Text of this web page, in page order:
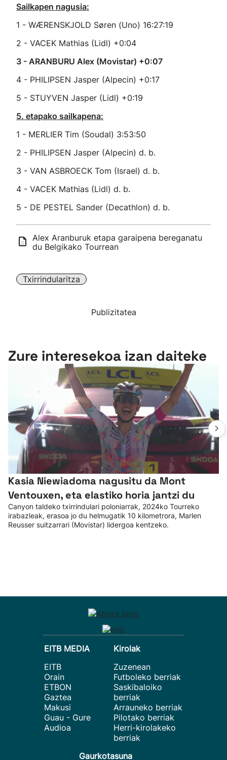
Sailkapen nagusia:
1 - WÆRENSKJOLD Søren (Uno) 16:27:19
2 - VACEK Mathias (Lidl) +0:04
3 - ARANBURU Alex (Movistar) +0:07
4 - PHILIPSEN Jasper (Alpecin) +0:17
5 - STUYVEN Jasper (Lidl) +0:19
5. etapako sailkapena:
1 - MERLIER Tim (Soudal) 3:53:50
2 - PHILIPSEN Jasper (Alpecin) d. b.
3 - VAN ASBROECK Tom (Israel) d. b.
4 - VACEK Mathias (Lidl) d. b.
5 - DE PESTEL Sander (Decathlon) d. b.
Alex Aranburuk etapa garaipena bereganatu
du Belgikako Tourrean
Txirrindularitza
Publizitatea
Zure interesekoa izan daiteke
Kasia Niewiadoma nagusitu da Mont
Ventouxen, eta elastiko horia jantzi du
Canyon taldeko txirrindulari poloniarrak, 2024ko Tourreko
irabazleak, erasoa jo du helmugatik 10 kilometrora, Marlen
Reusser suitzarrari (Movistar) lidergoa kentzeko.
EITB MEDIA
EITB
Orain
ETBON
Gaztea
Makusi
Guau - Gure
Audioa
Kirolak
Zuzenean
Futboleko berriak
Saskibaloiko
berriak
Arrauneko berriak
Pilotako berriak
Herri-kirolakeko
berriak
Gaurkotasuna